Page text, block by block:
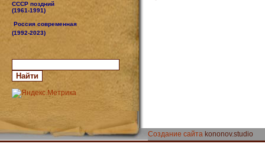
СССР поздний
(1961-1991)
Россия современная
(1992-2023)
Создание сайта kononov.studio